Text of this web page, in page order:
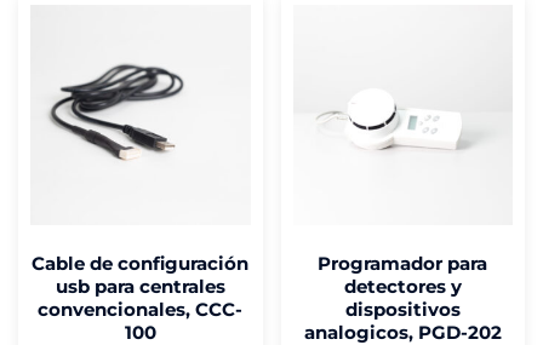
Cable de configuración
usb para centrales
convencionales, CCC-
100
Programador para
detectores y
dispositivos
analogicos, PGD-202